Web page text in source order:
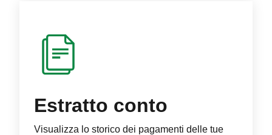
Estratto conto
Visualizza lo storico dei pagamenti delle tue